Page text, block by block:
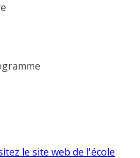
le site web de l'école